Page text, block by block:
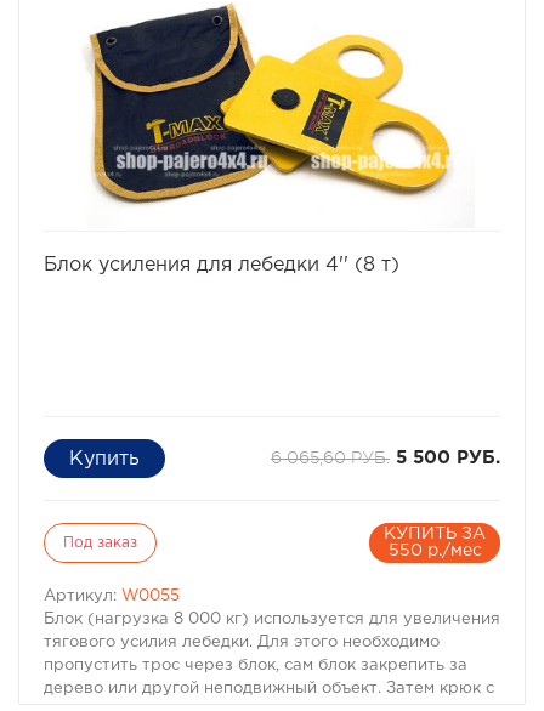
Блок усиления для лебедки 4'' (8 т)
6 065,60 РУБ. 5 500 РУБ.
Под заказ
КУПИТЬ ЗА
550 р./мес
Артикул: W0055
Блок (нагрузка 8 000 кг) используется для увеличения
тягового усилия лебедки. Для этого необходимо
пропустить трос через блок, сам блок закрепить за
дерево или другой неподвижный объект. Затем крюк с